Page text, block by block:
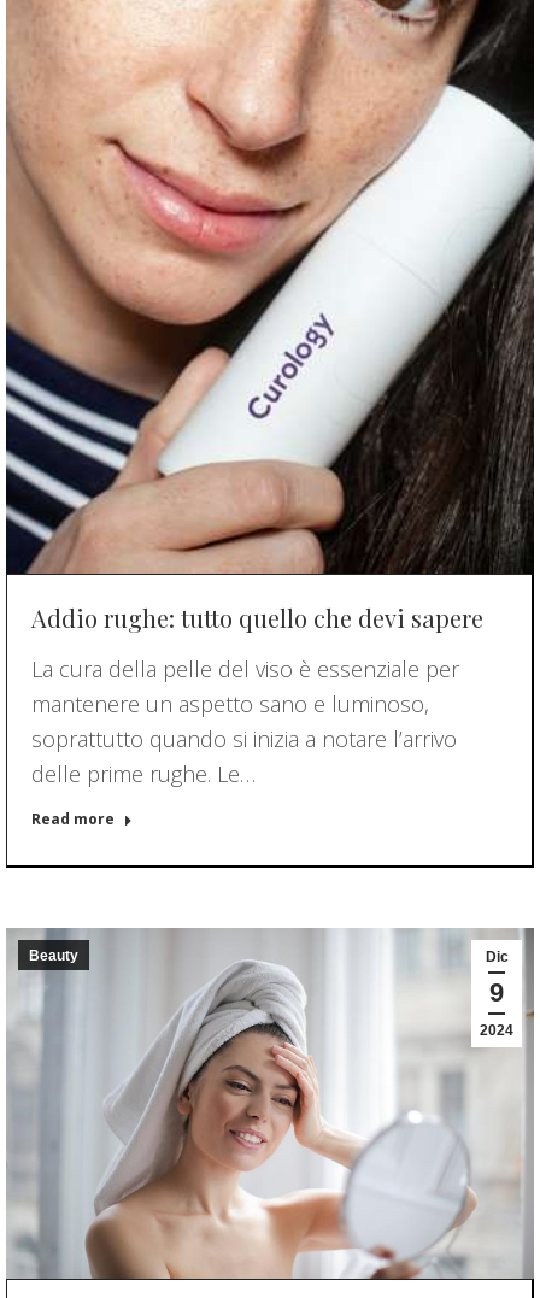
Addio rughe: tutto quello che devi sapere
La cura della pelle del viso è essenziale per
mantenere un aspetto sano e luminoso,
soprattutto quando si inizia a notare l’arrivo
delle prime rughe. Le…
Read more
Dic
9
2024
Beauty